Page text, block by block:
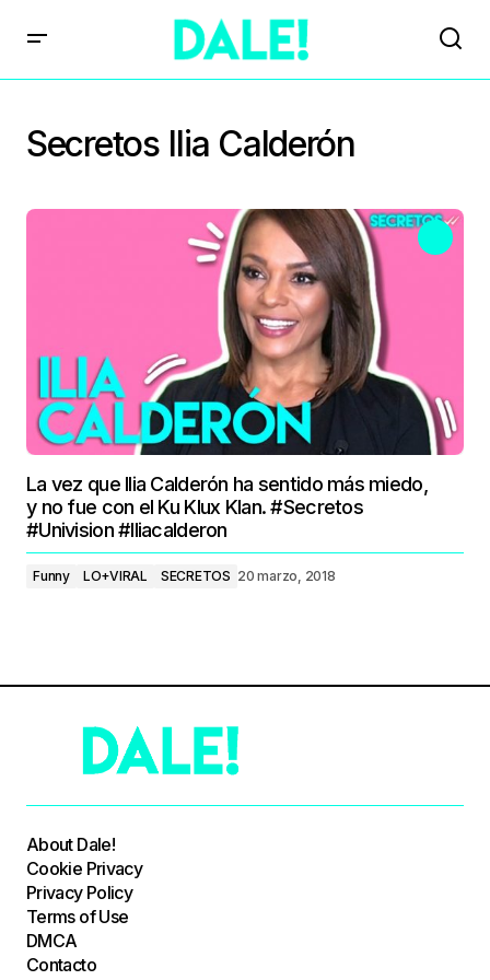
Secretos Ilia Calderón
La vez que Ilia Calderón ha sentido más miedo,
y no fue con el Ku Klux Klan. #Secretos
#Univision #Iliacalderon
Funny LO+VIRAL SECRETOS 20 marzo, 2018
About Dale!
Cookie Privacy
Privacy Policy
Terms of Use
DMCA
Contacto